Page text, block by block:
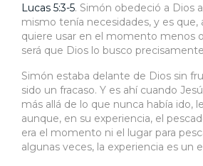
Lucas 5:3-5. Simón obedeció a Dios
mismo tenía necesidades, y es que,
quiere usar en el momento menos
será que Dios lo busco
Simón estaba delante de Dios sin
sido un fracaso. Y es ahí cuando
más allá de lo que nunca había ido,
aunque, en su experiencia, el
era el momento ni el lugar para
algunas veces, la experiencia es un